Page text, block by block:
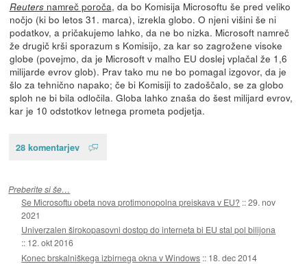
Reutersnamreč poroča, da bo Komisija Microsoftu še pred veliko
nočjo (ki bo letos 31. marca), izrekla globo. O njeni višini še ni
podatkov, a pričakujemo lahko, da ne bo nizka. Microsoft namreč
že drugič krši sporazum s Komisijo, za kar so zagrožene visoke
globe (povejmo, da je Microsoft v malho EU doslej vplačal že 1,6
milijarde evrov glob). Prav tako mu ne bo pomagal izgovor, da je
šlo za tehnično napako; če bi Komisiji to zadoščalo, se za globo
sploh ne bi bila odločila. Globa lahko znaša do šest milijard evrov,
kar je 10 odstotkov letnega prometa podjetja.
28 komentarjev
Preberite si še…
Se Microsoftu obeta nova protimonopolna preiskava v EU? ::29. nov
2021
Univerzalen širokopasovni dostop do interneta bi EU stal pol bilijona
:: 12. okt 2016
Konec brskalniškega izbirnega okna v Windows :: 18. dec 2014